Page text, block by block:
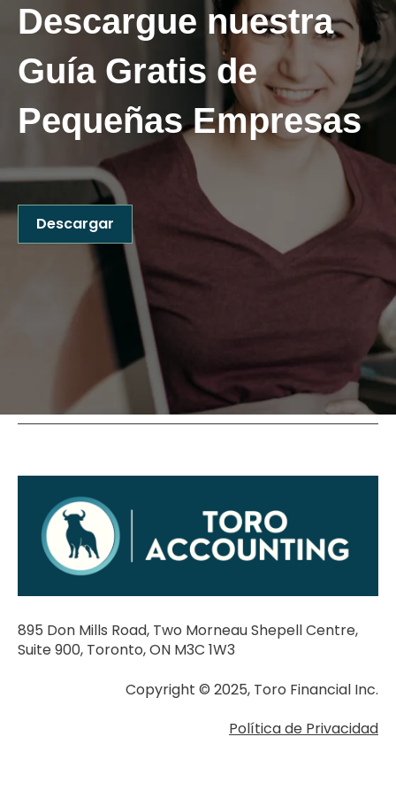
Descargue nuestra
Guía Gratis de
Pequeñas Empresas
Descargar
895 Don Mills Road, Two Morneau Shepell Centre,
Suite 900, Toronto, ON M3C 1W3
Copyright © 2025, Toro Financial Inc.
Política de Privacidad